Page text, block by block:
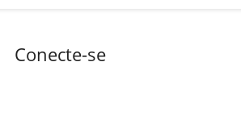
Conecte-se